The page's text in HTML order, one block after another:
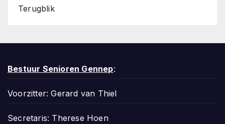
Terugblik
Bestuur Senioren Gennep:
Voorzitter: Gerard van Thiel
Secretaris: Therese Hoen